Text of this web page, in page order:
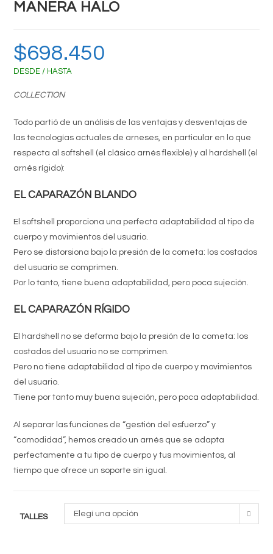
MANERA HALO
$698.450
DESDE / HASTA
COLLECTION
Todo partió de un análisis de las ventajas y desventajas de
las tecnologías actuales de arneses, en particular en lo que
respecta al softshell (el clásico arnés flexible) y al hardshell (el
arnés rígido):
EL CAPARAZÓN BLANDO
El softshell proporciona una perfecta adaptabilidad al tipo de
cuerpo y movimientos del usuario.
Pero se distorsiona bajo la presión de la cometa: los costados
del usuario se comprimen.
Por lo tanto, tiene buena adaptabilidad, pero poca sujeción.
EL CAPARAZÓN RÍGIDO
El hardshell no se deforma bajo la presión de la cometa: los
costados del usuario no se comprimen.
Pero no tiene adaptabilidad al tipo de cuerpo y movimientos
del usuario.
Tiene por tanto muy buena sujeción, pero poca adaptabilidad.
Al separar las funciones de “gestión del esfuerzo” y
“comodidad”, hemos creado un arnés que se adapta
perfectamente a tu tipo de cuerpo y tus movimientos, al
tiempo que ofrece un soporte sin igual.
TALLES Elegí una opción